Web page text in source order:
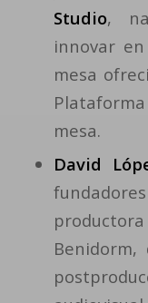
Studio,
innovar
mesa
mesa.
David